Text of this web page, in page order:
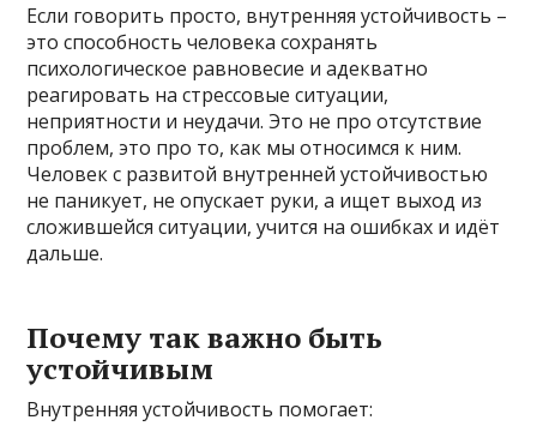
Если говорить просто, внутренняя устойчивость –
это способность человека сохранять
психологическое равновесие и адекватно
реагировать на стрессовые ситуации,
неприятности и неудачи. Это не про отсутствие
проблем, это про то, как мы относимся к ним.
Человек с развитой внутренней устойчивостью
не паникует, не опускает руки, а ищет выход из
сложившейся ситуации, учится на ошибках и идёт
дальше.
Почему так важно быть
устойчивым
Внутренняя устойчивость помогает: